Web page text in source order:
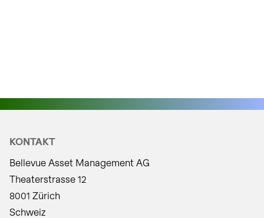
KONTAKT
Bellevue Asset Management AG
Theaterstrasse 12
8001 Zürich
Schweiz